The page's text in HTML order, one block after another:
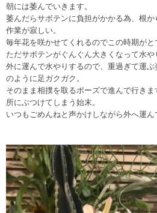
朝には萎んでいきます。
萎んだらサボテンに負担がかかる為、根
作業が寂しい。
毎年花を咲かせてくれるのでこの時期がと
ただサボテンがぐんぐん大きくなって水や
外に運んで水やりするので、重過ぎて運
のように足ガクガク。
そのまま相撲を取るポーズで進んで行き
所にぶつけてしまう始末。
いつもごめんねと声かけしながら外へ運ん